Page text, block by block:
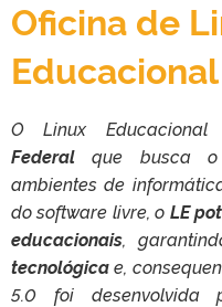
PORTARIAS
TELEFONES
Oficina de
Educacional
O Linux
Federal que busca o
ambientes de
do software livre, o LE
educacionais,
tecnológicae,
5.0 foi desenvolvida